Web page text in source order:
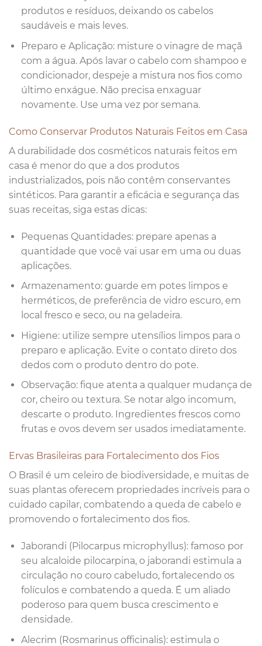
produtos e resíduos, deixando os cabelos
saudáveis e mais leves.
Preparo e Aplicação: misture o vinagre de maçã
com a água. Após lavar o cabelo com shampoo e
condicionador, despeje a mistura nos fios como
último enxágue. Não precisa enxaguar
novamente. Use uma vez por semana.
Como Conservar Produtos Naturais Feitos em Casa
A durabilidade dos cosméticos naturais feitos em
casa é menor do que a dos produtos
industrializados, pois não contêm conservantes
sintéticos. Para garantir a eficácia e segurança das
suas receitas, siga estas dicas:
Pequenas Quantidades: prepare apenas a
quantidade que você vai usar em uma ou duas
aplicações.
Armazenamento: guarde em potes limpos e
herméticos, de preferência de vidro escuro, em
local fresco e seco, ou na geladeira.
Higiene: utilize sempre utensílios limpos para o
preparo e aplicação. Evite o contato direto dos
dedos com o produto dentro do pote.
Observação: fique atenta a qualquer mudança de
cor, cheiro ou textura. Se notar algo incomum,
descarte o produto. Ingredientes frescos como
frutas e ovos devem ser usados imediatamente.
Ervas Brasileiras para Fortalecimento dos Fios
O Brasil é um celeiro de biodiversidade, e muitas de
suas plantas oferecem propriedades incríveis para o
cuidado capilar, combatendo a queda de cabelo e
promovendo o fortalecimento dos fios.
Jaborandi (Pilocarpus microphyllus): famoso por
seu alcaloide pilocarpina, o jaborandi estimula a
circulação no couro cabeludo, fortalecendo os
folículos e combatendo a queda. É um aliado
poderoso para quem busca crescimento e
densidade.
Alecrim (Rosmarinus officinalis): estimula o